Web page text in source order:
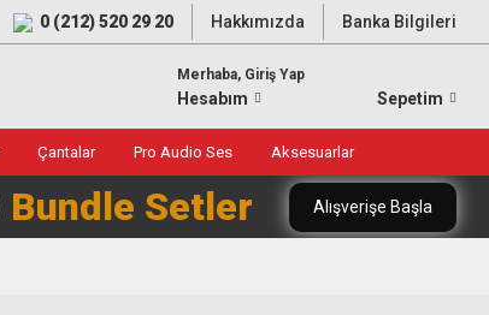
0 (212) 520 29 20 Hakkımızda Banka Bilgileri
Merhaba, Giriş Yap
Hesabım Sepetim
Çantalar Pro Audio Ses Aksesuarlar
Bundle Setler Alışverişe Başla